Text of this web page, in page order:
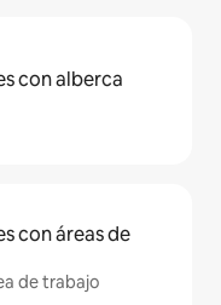
con alberca
con áreas de
de trabajo